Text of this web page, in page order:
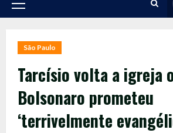
Primary
São Paulo
Tarcísio volta a igreja
Bolsonaro prometeu
‘terrivelmente